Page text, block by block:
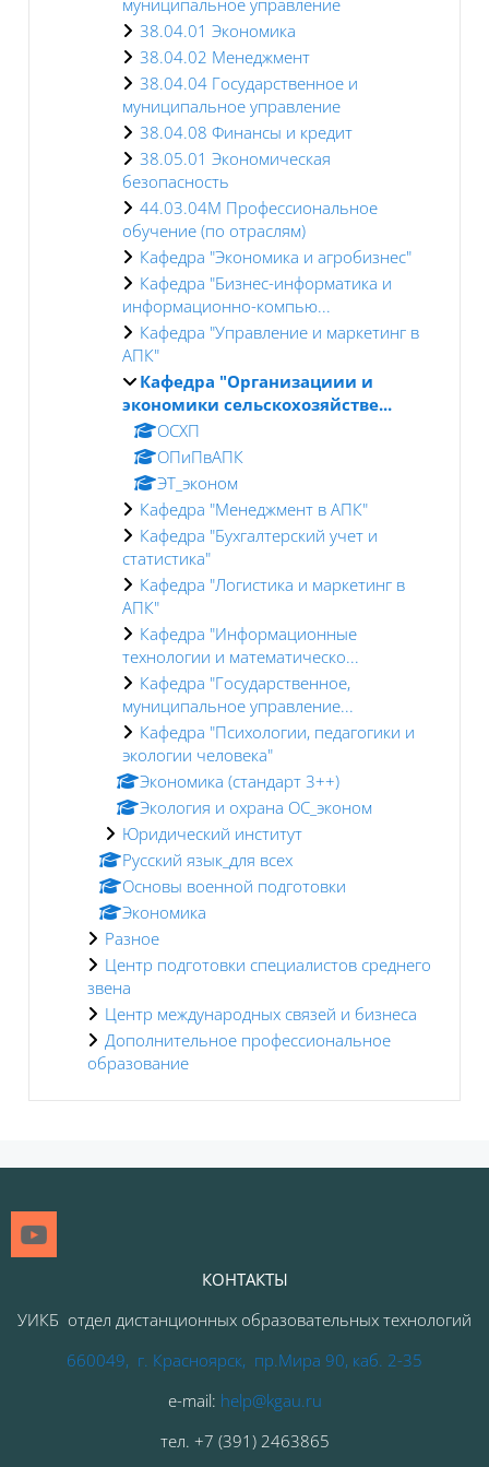
38.04.01 Экономика
38.04.02 Менеджмент
38.04.04 Государственное и
муниципальное управление
38.04.08 Финансы и кредит
38.05.01 Экономическая
безопасность
44.03.04М Профессиональное
обучение (по отраслям)
Кафедра "Экономика и агробизнес"
Кафедра "Бизнес-информатика и
информационно-компью...
Кафедра "Управление и маркетинг в
АПК"
Кафедра "Организациии и
экономики сельскохозяйстве...
ОСХП
ОПиПвАПК
ЭТ_эконом
Кафедра "Менеджмент в АПК"
Кафедра "Бухгалтерский учет и
статистика"
Кафедра "Логистика и маркетинг в
АПК"
Кафедра "Информационные
технологии и математическо...
Кафедра "Государственное,
муниципальное управление...
Кафедра "Психологии, педагогики и
экологии человека"
Экономика (стандарт 3++)
Экология и охрана ОС_эконом
Юридический институт
Русский язык_для всех
Основы военной подготовки
Экономика
Разное
Центр подготовки специалистов среднего
звена
Центр международных связей и бизнеса
Дополнительное профессиональное
образование
КОНТАКТЫ
УИКБ отдел дистанционных образовательных технологий
660049, г. Красноярск, пр.Мира 90, каб. 2-35
e-mail: help@kgau.ru
тел. +7 (391) 2463865